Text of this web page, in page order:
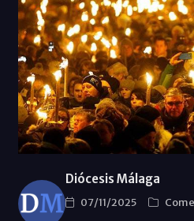
Diócesis Málaga
07/11/2025